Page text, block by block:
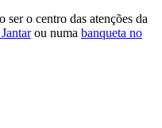
ser o centro das atenções da
ou numa banqueta no